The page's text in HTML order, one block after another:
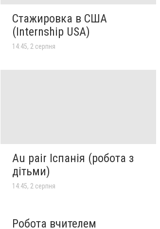
Стажировка в США
(Internship USA)
14:45, 2 серпня
Au pair Іспанія (робота з
дітьми)
14:45, 2 серпня
Робота вчителем